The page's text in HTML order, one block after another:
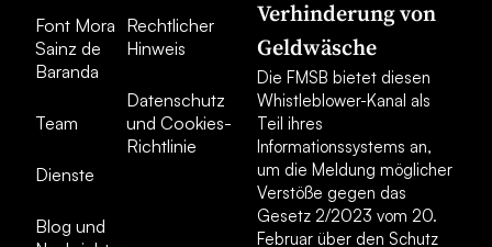
Font Mora
Sainz de
Baranda
Team
Dienste
Blog und
Rechtlicher
Hinweis
Datenschutz
und Cookies-
Richtlinie
Verhinderung von
Geldwäsche
Die FMSB bietet diesen
Whistleblower-Kanal als
Teil ihres
Informationssystems an,
um die Meldung möglicher
Verstöße gegen das
Gesetz 2/2023 vom 20.
Februar über den Schutz